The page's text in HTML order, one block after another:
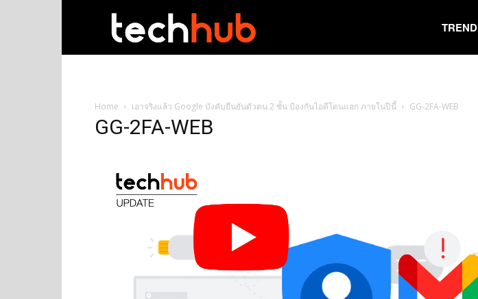
TREND
Home เอาจริงแล้ว Google บังคับยืนยันตัวตน 2 ชั้น ป้องกันไอดีโดนแฮก ภายในปีนี้ GG-2FA-WEB
GG-2FA-WEB